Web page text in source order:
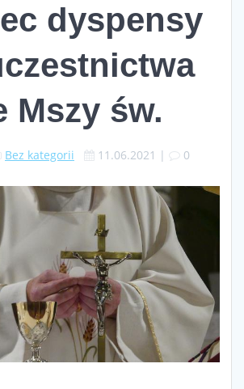
dyspensy
Mszy św.
Bez kategorii 11.06.2021 | 0